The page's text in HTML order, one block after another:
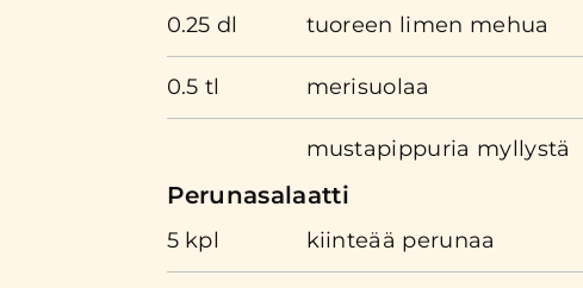
0.25 dl tuoreen limen mehua
0.5 tl merisuolaa
mustapippuria myllystä
Perunasalaatti
5 kpl kiinteää perunaa